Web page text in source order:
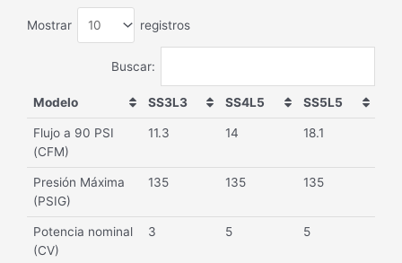
Mostrar registros
Buscar:
Modelo SS3L3 SS4L5 SS5L5
Flujo a 90 PSI
(CFM)
11.3 14 18.1
Presión Máxima
(PSIG)
135 135 135
Potencia nominal
(CV)
3 5 5